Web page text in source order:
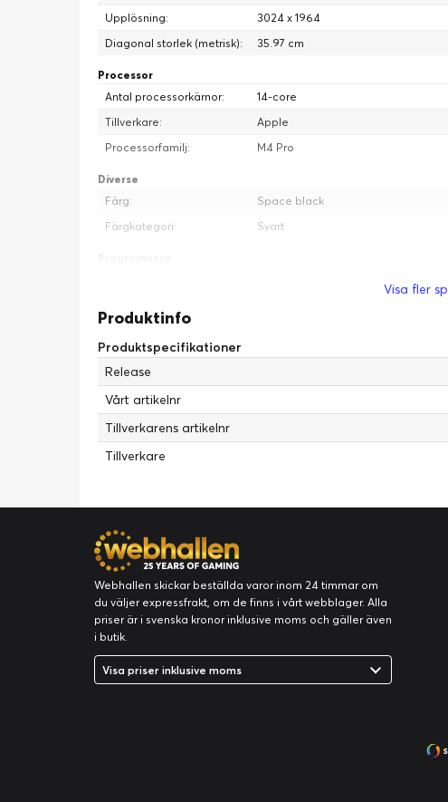
Upplösning:
3024 x 1964
Diagonal storlek (metrisk):
35.97 cm
Processor
Antal processorkärnor:
14-core
Tillverkare:
Apple
Processorfamilj:
M4 Pro
Diverse
Färg:
Space black
Färgkategori:
Svart
Apple TV, Home, Podcasts, Voice
Batteri
Batteritid (upp till):
Teknik:
Optisk lagring
Enhetstyp:
Ingen optisk drivenhet
Medföljande OS
Operativsystem:
Utgåva:
macOS Sequoia 15.0
Familj:
macOS
RAM
RAM storlek:
Visa fler
Produktinfo
Produktspecifikationer
Release
Vårt artikelnr
Tillverkarens artikelnr
Tillverkare
Webhallen skickar beställda varor inom 24 timmar om
du väljer expressfrakt, om de finns i vårt webblager. Alla
priser är i svenska kronor inklusive moms och gäller även
i butik.
Visa priser inklusive moms